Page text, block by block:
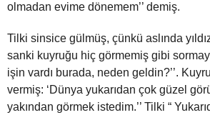
olmadan evime dönemem’’ demiş.
Tilki sinsice gülmüş, çünkü aslında
sanki kuyruğu hiç görmemiş gibi
işin vardı burada, neden geldin?’’.
vermiş: ‘Dünya yukarıdan çok güzel
yakından görmek istedim.’’ Tilki “